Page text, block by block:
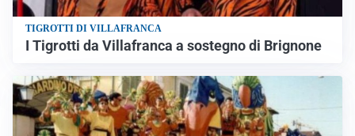
TIGROTTI DI VILLAFRANCA
I Tigrotti da Villafranca a sostegno di Brignone